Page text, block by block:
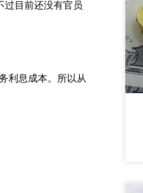
过目前还没有官员
利息成本。所以从